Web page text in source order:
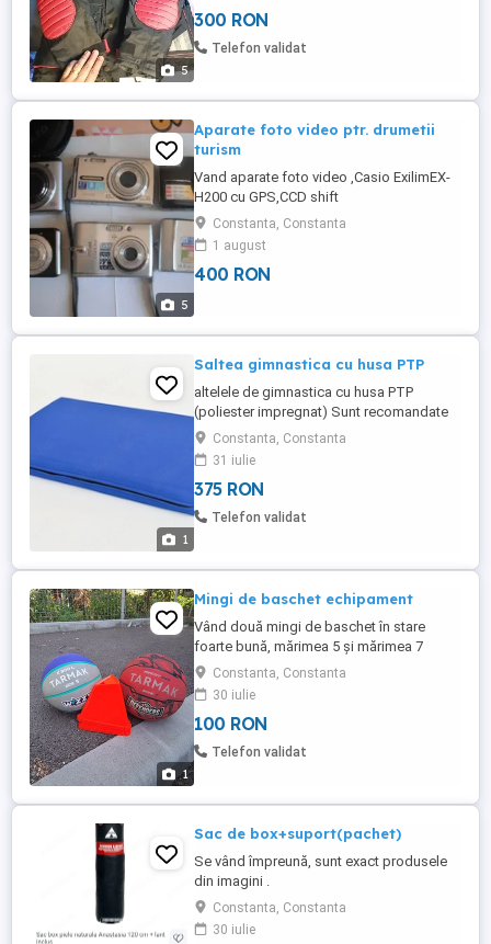
5
300 RON
Telefon validat
5
Aparate foto video ptr. drumetii
turism
Vand aparate foto video ,Casio ExilimEX-
H200 cu GPS,CCD shift
stabilization,display de 3" 14,1 mpx si 10X
zoom,,400 lei,Bonus husa,Olimpus X-845
,8 mpx si zoom 5x,si display 2,7",are si
incarcator,la 300 lei,iar celelalte ,intre 220
Constanta, Constanta
1 august
400 RON
1
Saltea gimnastica cu husa PTP
altelele de gimnastica cu husa PTP
(poliester impregnat) Sunt recomandate
pentru antrenamentele de gimnastica,
pentru orele de sport din scoli dar si
acasa sau in cabinetele de fizioterapie.
Umplute cu burete cu densitate de 30kg
mc. Dimensiunea maxima a buretelui este
Constanta, Constanta
31 iulie
375 RON
Telefon validat
1
Mingi de baschet echipament
Vând două mingi de baschet în stare
foarte bună, mărimea 5 și mărimea 7
împreună cu un set de jaloane, toate
cumpărate de la Dechatlon.
Constanta, Constanta
30 iulie
100 RON
Telefon validat
Sac de box+suport(pachet)
Se vând împreună, sunt exact produsele
din imagini .
Constanta, Constanta
30 iulie